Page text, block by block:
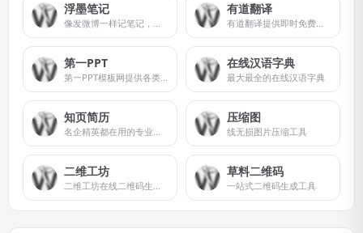
浮墨笔记
像发微博一样记笔记，记录你想法的川流。全平台覆盖，还支持微信服务号输入。
有道翻译
有道翻译提供即时免费的网页翻译、文档翻译、PDF翻译、DOC翻译、PPT翻译、人工翻译、同传等服务。
第一PPT
第一PPT模板网提供各类PPT模板免费下载
在线汉语字典
最大最全的在线汉语字典
知页简历
名企精英都在用的专业简历
压缩图
线无损图片压缩工具
二维工坊
二维工坊在线二维码生成器
草料二维码
一站式二维码生成工具